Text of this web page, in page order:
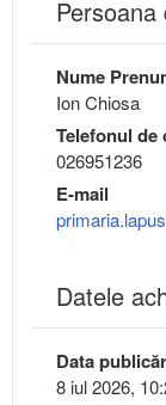
Nume
Ion Chiosa
Telefonul de
026951236
E-mail
Datele
Data
8 iul 2026,